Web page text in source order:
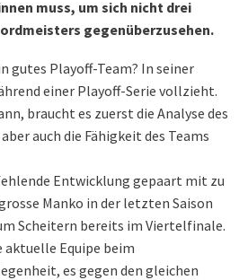
muss, um sich nicht drei
gegenüberzusehen.
gutes Playoff-Team? In seiner
einer Playoff-Serie vollzieht.
braucht es zuerst die Analyse des
auch die Fähigkeit des Teams
Entwicklung gepaart mit zu
Manko in der letzten Saison
Scheitern bereits im Viertelfinale.
aktuelle Equipe beim
es gegen den gleichen